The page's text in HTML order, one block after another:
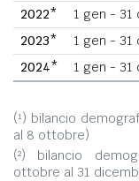
2022*
1 gen - 31
2023*
1 gen - 31
2024*
1 gen - 31
(¹) bilancio
al 8 ottobre)
(²) bilancio
ottobre al 31